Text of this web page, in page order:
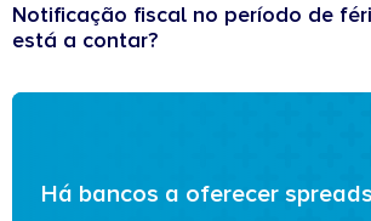
Notificação fiscal no período de
está a contar?
Há bancos a oferecer